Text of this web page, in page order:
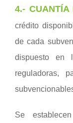
4.- CUANTÍA
crédito
de cada
dispuesto
reguladoras,
Se